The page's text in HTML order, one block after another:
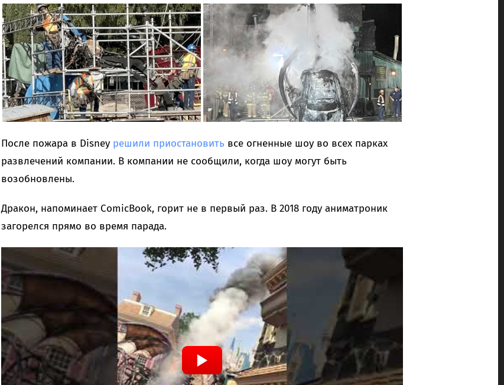
После пожара в Disney решили приостановить все огненные шоу во всех парках
развлечений компании. В компании не сообщили, когда шоу могут быть
возобновлены.
Дракон, напоминает ComicBook, горит не в первый раз. В 2018 году аниматроник
загорелся прямо во время парада.